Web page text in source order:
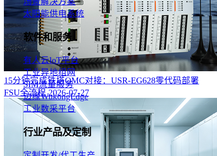
太阳能供电系统
软件和服务
有人云loT平台
工业异地组网
SIM流量服务
边缘WukongEdge
工业数采平台
行业产品及定制
15分钟完成铁塔OMC对接：USR-EG628零代码部署
FSU全流程‌ 2026-07-27